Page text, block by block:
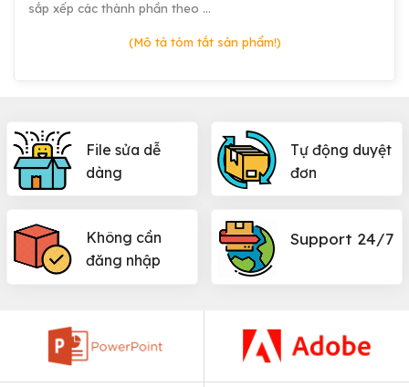
sắp xếp các thành phần theo …
(Mô tả tóm tắt sản phẩm!)
File sửa dễ
dàng
Tự động duyệt
đơn
Không cần
đăng nhập
Support 24/7